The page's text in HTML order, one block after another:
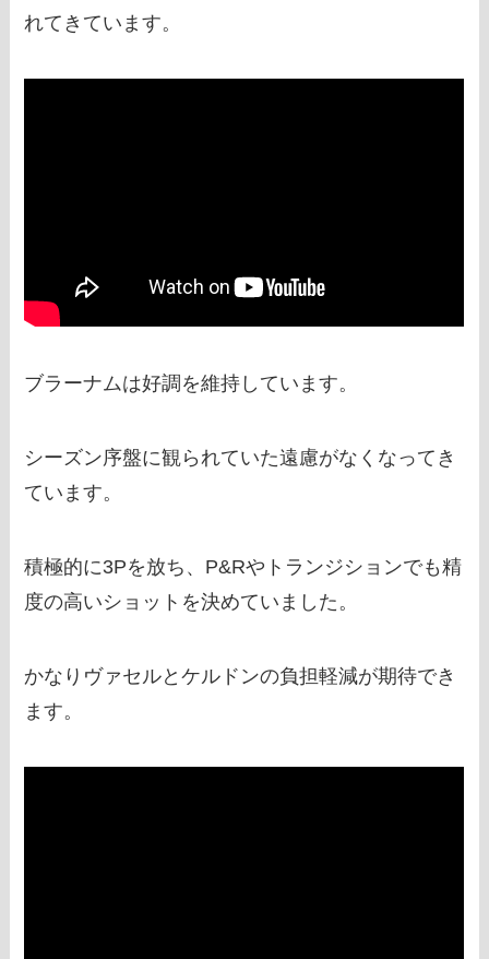
れてきています。
ブラーナムは好調を維持しています。
シーズン序盤に観られていた遠慮がなくなってき
ています。
積極的に3Pを放ち、P&Rやトランジションでも精
度の高いショットを決めていました。
かなりヴァセルとケルドンの負担軽減が期待でき
ます。